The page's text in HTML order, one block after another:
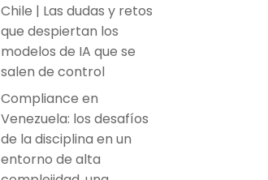
Chile | Las dudas y retos
que despiertan los
modelos de IA que se
salen de control
Compliance en
Venezuela: los desafíos
de la disciplina en un
entorno de alta